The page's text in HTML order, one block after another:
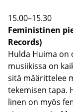
15.00–15.30
Fe­mi­nis­ti­nen
Records)
Hulda Huima on
musii­kis­sa on
sitä mää­rit­te­lee
te­ke­mi­sen tapa.
li­nen on myös